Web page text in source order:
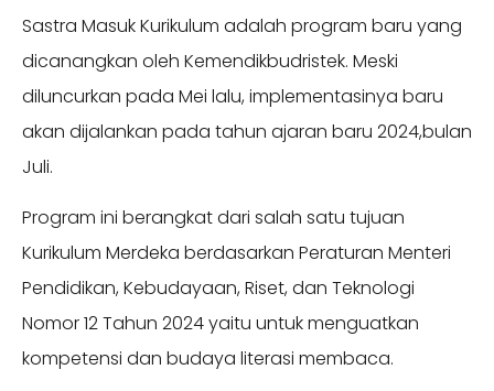
Sastra Masuk Kurikulum adalah program baru yang
dicanangkan oleh Kemendikbudristek. Meski
diluncurkan pada Mei lalu, implementasinya baru
akan dijalankan pada tahun ajaran baru 2024,bulan
Juli.
Program ini berangkat dari salah satu tujuan
Kurikulum Merdeka berdasarkan Peraturan Menteri
Pendidikan, Kebudayaan, Riset, dan Teknologi
Nomor 12 Tahun 2024 yaitu untuk menguatkan
kompetensi dan budaya literasi membaca.